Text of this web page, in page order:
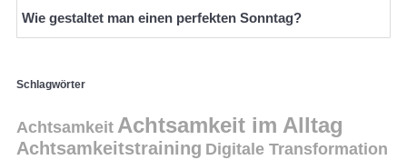
Wie gestaltet man einen perfekten Sonntag?
Schlagwörter
Achtsamkeit Achtsamkeit im Alltag
Achtsamkeitstraining Digitale Transformation